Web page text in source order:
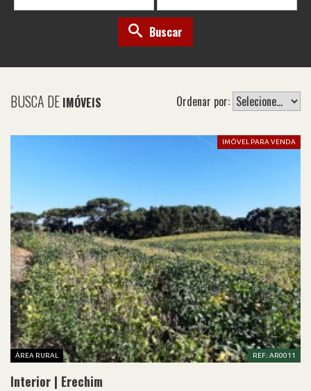
Buscar
BUSCA DE IMÓVEIS Ordenar por:
ÁREA RURAL REF.: AR0011
IMÓVEL PARA VENDA
Interior | Erechim